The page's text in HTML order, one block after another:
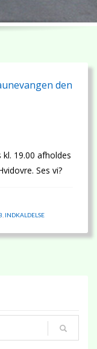
den
19.00 afholdes
Ses vi?
INDKALDELSE